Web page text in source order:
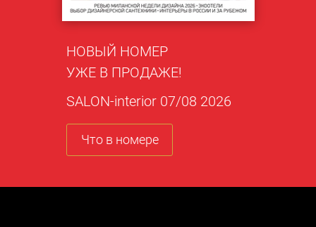
НОВЫЙ НОМЕР
УЖЕ В ПРОДАЖЕ!
SALON-interior 07/08 2026
Что в номере